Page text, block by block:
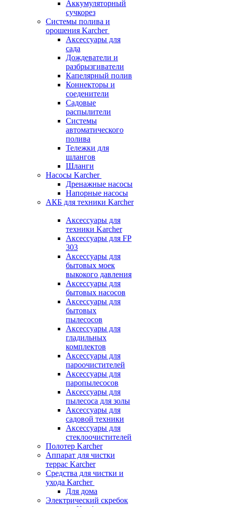
Аккумуляторный
сучкорез
Системы полива и
орошения Karcher
Аксессуары для
сада
Дождеватели и
разбрызгиватели
Капелярный полив
Коннекторы и
соеденители
Садовые
распылители
Системы
автоматического
полива
Тележки для
шлангов
Шланги
Насосы Karcher
Дренажные насосы
Напорные насосы
АКБ для техники Karcher
Аксессуары для
техники Karcher
Аксессуары для FP
303
Аксессуары для
бытовых моек
выкокого давления
Аксессуары для
бытовых насосов
Аксессуары для
бытовых
пылесосов
Аксессуары для
гладильных
комплектов
Аксессуары для
пароочистителей
Аксессуары для
паропылесосов
Аксессуары для
пылесоса для золы
Аксессуары для
садовой техники
Аксессуары для
стеклоочистителей
Полотер Karcher
Аппарат для чистки
террас Karcher
Средства для чистки и
ухода Karcher
Для дома
Электрический скребок